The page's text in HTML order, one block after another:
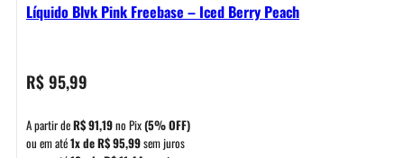
Líquido Blvk Pink Freebase – Iced Berry Peach
R$95,99
A partir deR$91,19no Pix(5% OFF)
ou em até1x deR$95,99sem juros